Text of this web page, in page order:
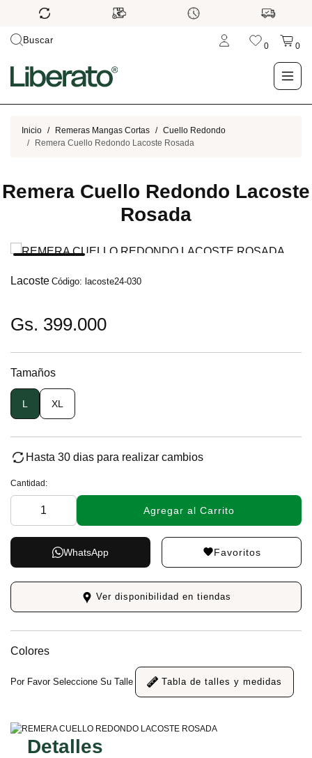
Buscar
0 0
LO NUEVO
BLOG
Inicio Remeras Mangas Cortas
Cuello Redondo
Remera Cuello Redondo Lacoste Rosada
Remera Cuello Redondo Lacoste
Rosada
Lacoste Código: lacoste24-030
Gs. 399.000
Tamaños
L XL
Hasta 30 dias para realizar cambios
Cantidad:
Agregar al Carrito
Favoritos
WhatsApp
Ver disponibilidad en tiendas
Colores
Por Favor Seleccione Su Talle Tabla de talles y medidas
Detalles